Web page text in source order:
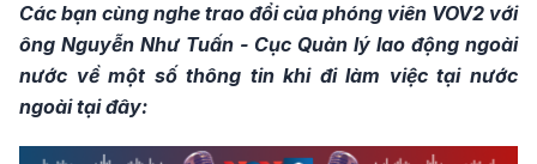
Các bạn cùng nghe trao đổi của phóng viên VOV2 với
ông Nguyễn Như Tuấn - Cục Quản lý lao động ngoài
nước về một số thông tin khi đi làm việc tại nước
ngoài tại đây: